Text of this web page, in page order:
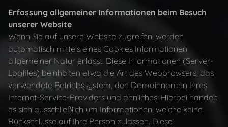
Erfassung allgemeiner Informationen beim Besuch
unserer Website
Wenn Sie auf unsere Website zugreifen, werden
automatisch mittels eines Cookies Informationen
allgemeiner Natur erfasst. Diese Informationen (Server-
Logfiles) beinhalten etwa die Art des Webbrowsers, das
verwendete Betriebssystem, den Domainnamen Ihres
Internet-Service-Providers und ähnliches. Hierbei handelt
es sich ausschließlich um Informationen, welche keine
Rückschlüsse auf Ihre Person zulassen. Diese